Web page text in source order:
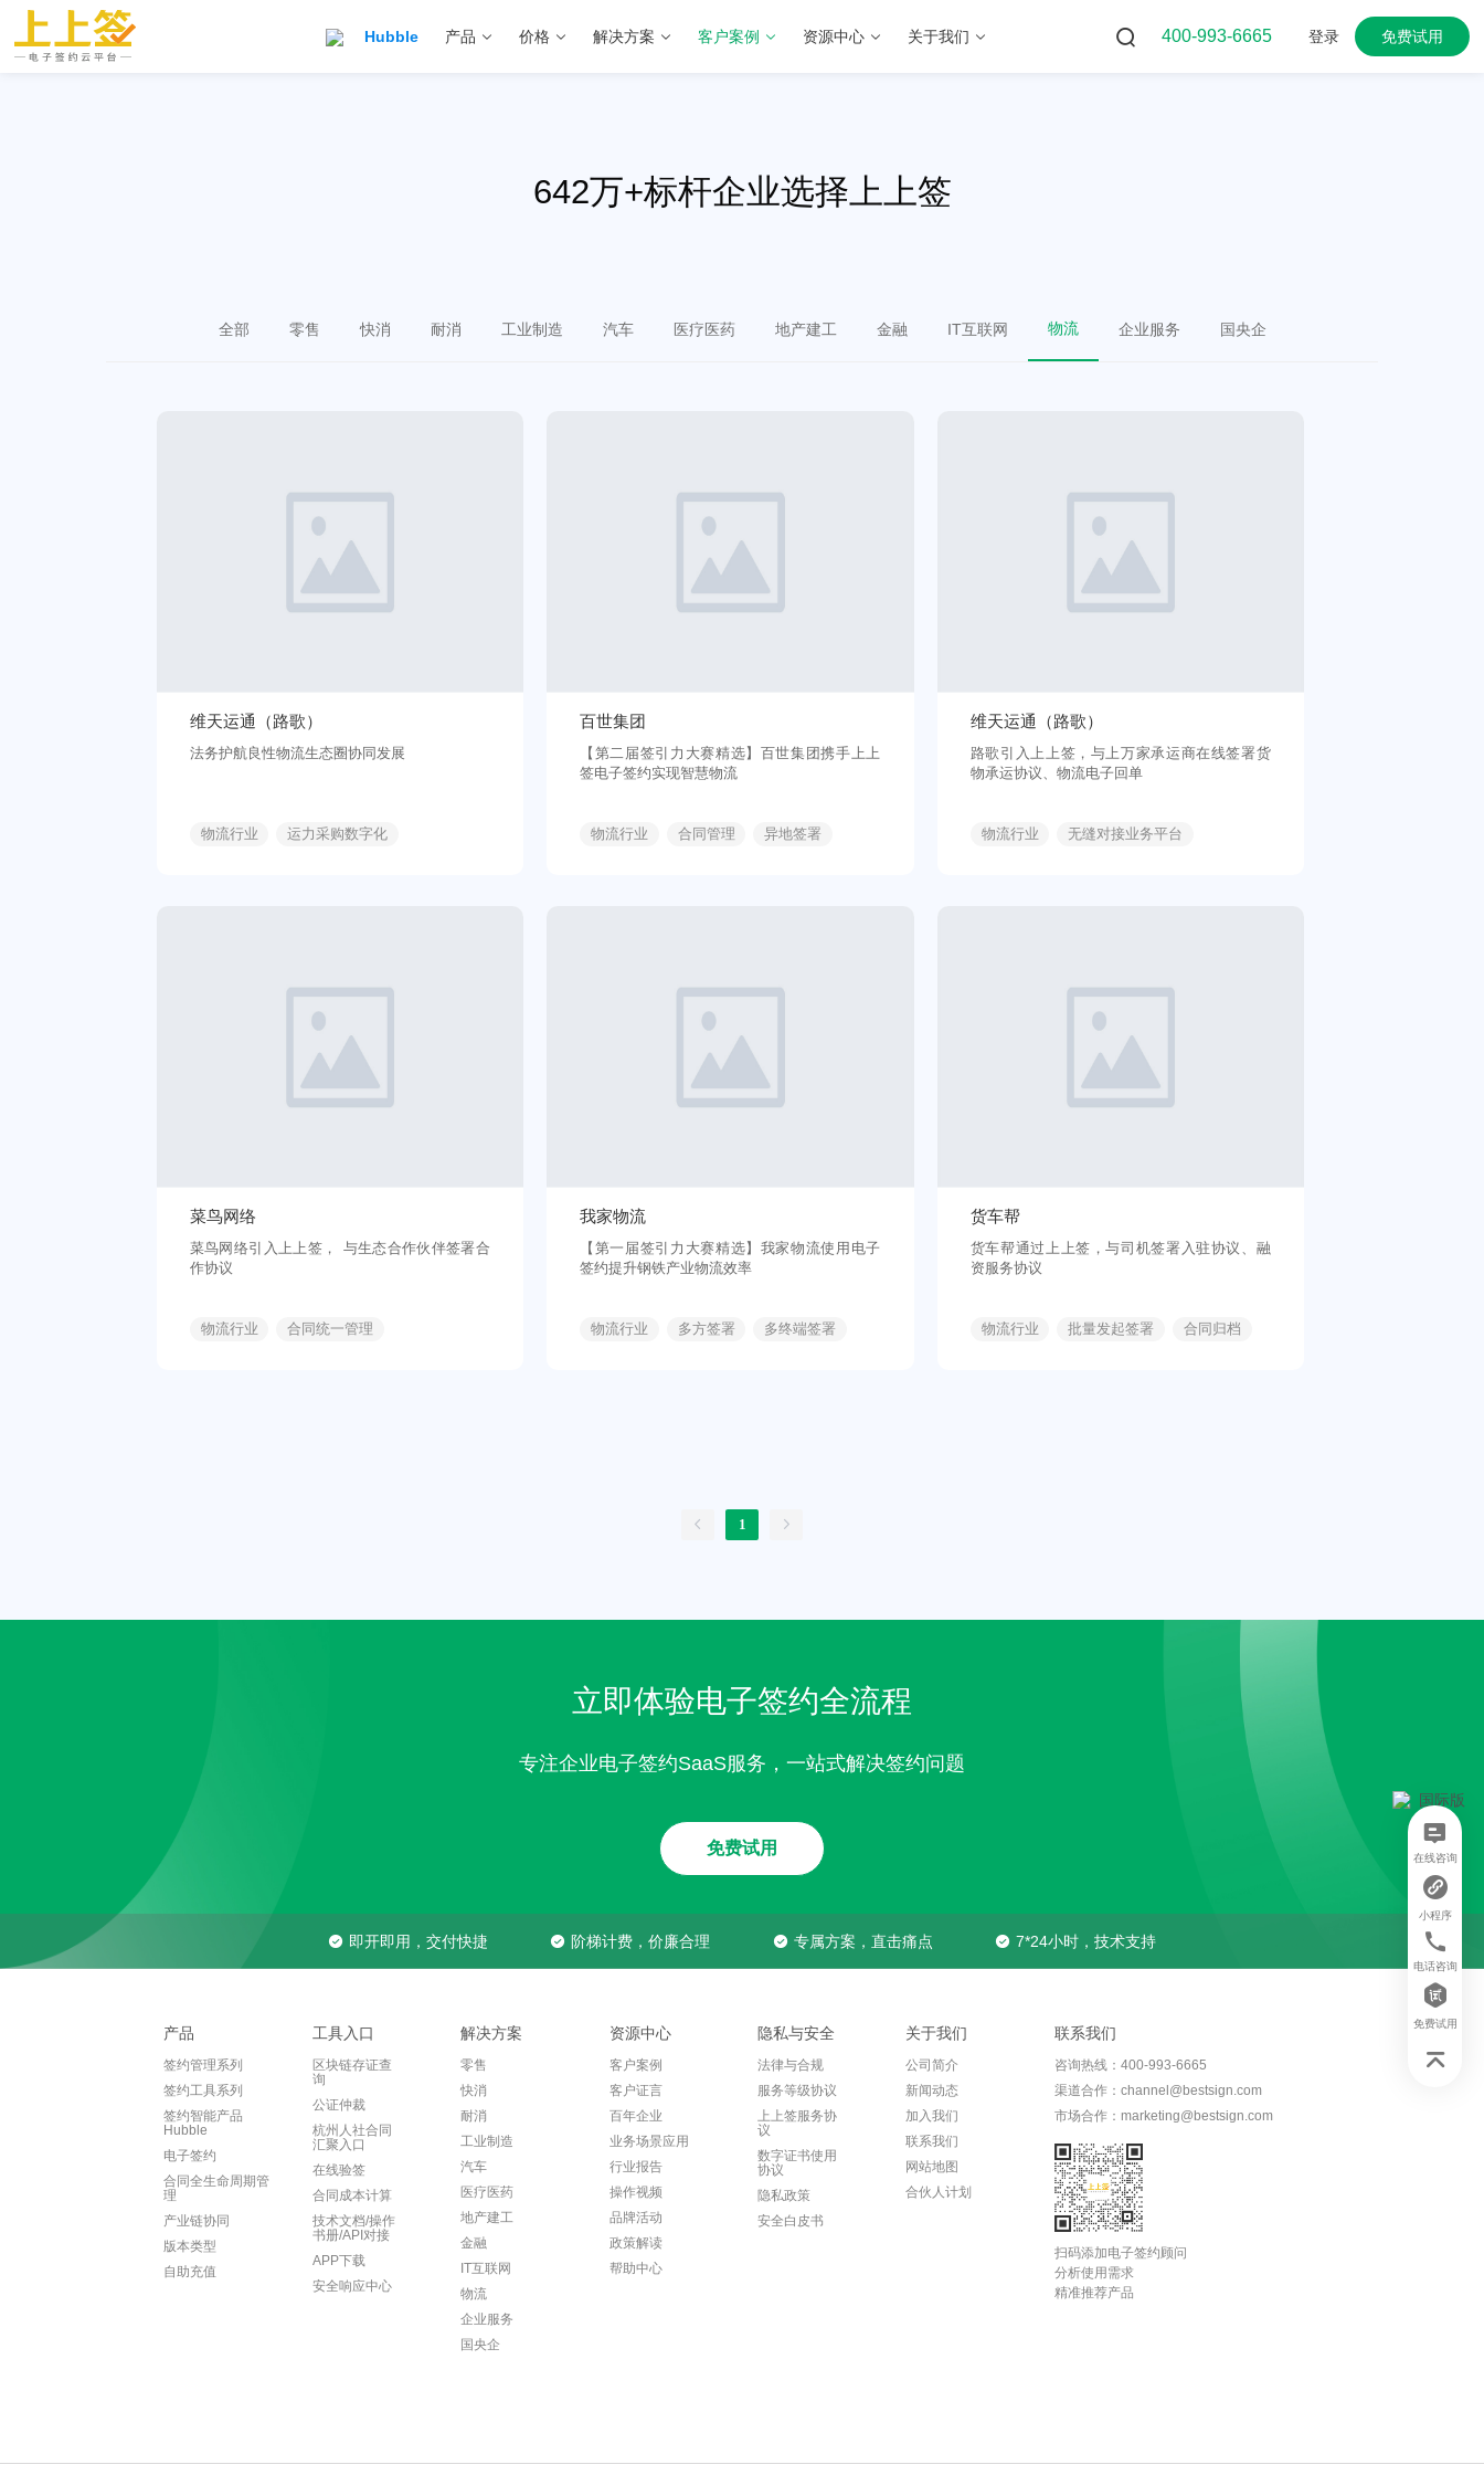
Hubble 产品 价格 解决方案 客户案例 资源中心 关于我们 400-993-6665 登录 免费试用
642万+标杆企业选择上上签
全部 零售 快消 耐消 工业制造 汽车 医疗医药 地产建工 金融 IT互联网 物流 企业服务 国央企
维天运通（路歌）
法务护航良性物流生态圈协同发展
物流行业 运力采购数字化
百世集团
【第二届签引力大赛精选】百世集团携手上上
签电子签约实现智慧物流
物流行业 合同管理 异地签署
维天运通（路歌）
路歌引入上上签，与上万家承运商在线签署货
物承运协议、物流电子回单
物流行业 无缝对接业务平台
菜鸟网络
菜鸟网络引入上上签， 与生态合作伙伴签署合
作协议
物流行业 合同统一管理
我家物流
【第一届签引力大赛精选】我家物流使用电子
签约提升钢铁产业物流效率
物流行业 多方签署 多终端签署
货车帮
货车帮通过上上签，与司机签署入驻协议、融
资服务协议
物流行业 批量发起签署 合同归档
1
立即体验电子签约全流程
专注企业电子签约SaaS服务，一站式解决签约问题
免费试用
即开即用，交付快捷 阶梯计费，价廉合理 专属方案，直击痛点 7*24小时，技术支持
产品
签约管理系列
签约工具系列
签约智能产品
Hubble
电子签约
合同全生命周期管
理
产业链协同
版本类型
自助充值
工具入口
区块链存证查
询
公证仲裁
杭州人社合同
汇聚入口
在线验签
合同成本计算
技术文档/操作
书册/API对接
APP下载
安全响应中心
解决方案
零售
快消
耐消
工业制造
汽车
医疗医药
地产建工
金融
IT互联网
物流
企业服务
国央企
资源中心
客户案例
客户证言
百年企业
业务场景应用
行业报告
操作视频
品牌活动
政策解读
帮助中心
隐私与安全
法律与合规
服务等级协议
上上签服务协
议
数字证书使用
协议
隐私政策
安全白皮书
关于我们
公司简介
新闻动态
加入我们
联系我们
网站地图
合伙人计划
联系我们
咨询热线：400-993-6665
渠道合作：channel@bestsign.com
市场合作：marketing@bestsign.com
扫码添加电子签约顾问
分析使用需求
精准推荐产品
在线咨询
小程序
电话咨询
免费试用